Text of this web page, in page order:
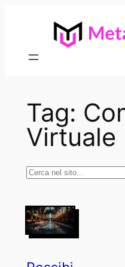
Tag:
Virtuale
Cerca